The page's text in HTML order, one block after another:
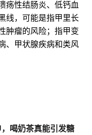
疡性结肠炎、低钙血
线，可能是指甲里长
肿瘤的风险；指甲变
、甲状腺疾病和类风
喝奶茶真能引发糖